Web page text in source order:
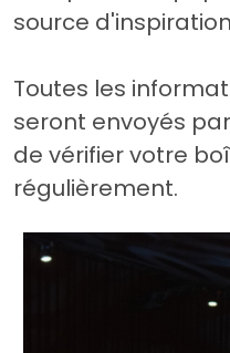
source
Toutes les
seront envoyés
de vérifier votre
régulièrement.